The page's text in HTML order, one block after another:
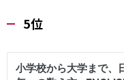
5位